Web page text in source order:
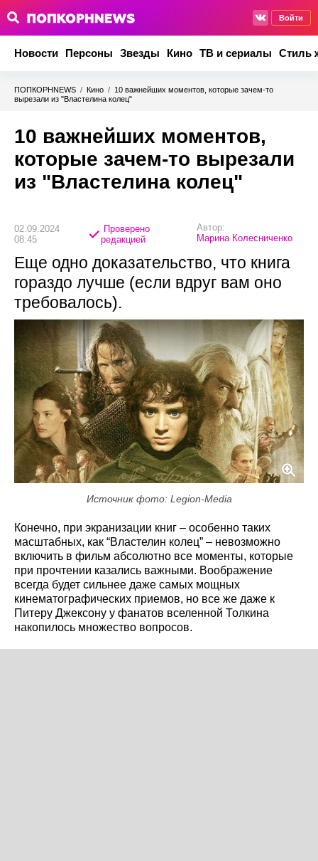
Войти
Новости Персоны Звезды Кино ТВ и сериалы Стиль
ПОПКОРНNEWS / Кино / 10 важнейших моментов, которые зачем-то
вырезали из "Властелина колец"
10 важнейших моментов,
которые зачем-то вырезали
из "Властелина колец"
02.09.2024
08:45
Проверено
редакцией
Автор:
Марина Колесниченко
Еще одно доказательство, что книга
гораздо лучше (если вдруг вам оно
требовалось).
Источник фото: Legion-Media
Конечно, при экранизации книг – особенно таких
масштабных, как “Властелин колец” – невозможно
включить в фильм абсолютно все моменты, которые
при прочтении казались важными. Воображение
всегда будет сильнее даже самых мощных
кинематографических приемов, но все же даже к
Питеру Джексону у фанатов вселенной Толкина
накопилось множество вопросов.